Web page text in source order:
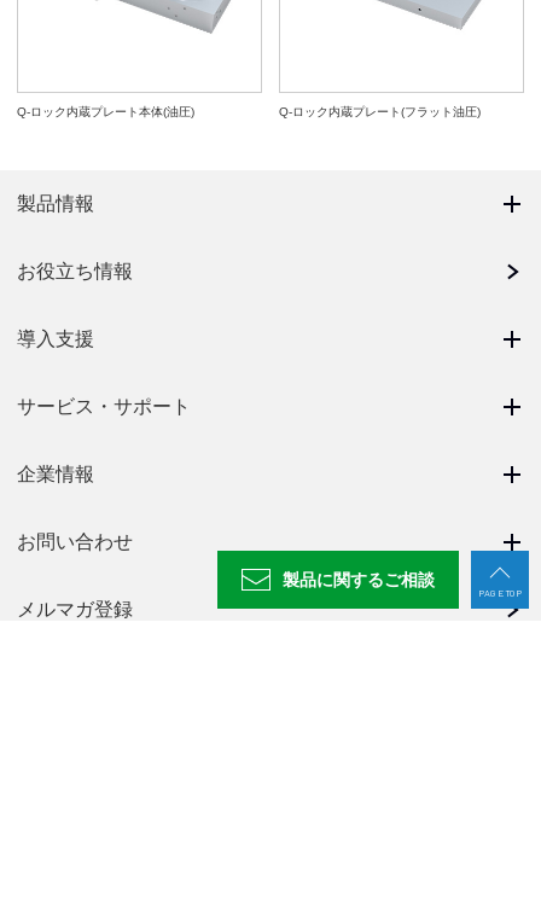
Q-ロック内蔵プレート本体(油圧) Q-ロック内蔵プレート(フラット油圧)
製品に関するご相談
PAGE TOP
製品情報
お役立ち情報
導入支援
サービス・サポート
企業情報
お問い合わせ
メルマガ登録